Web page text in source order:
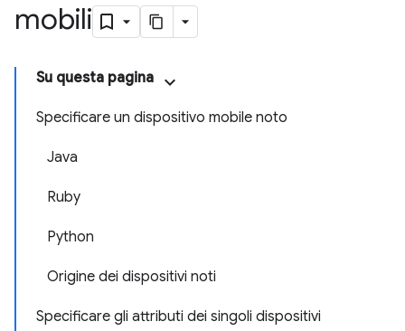
mobili
Su questa pagina
Specificare un dispositivo mobile noto
Java
Ruby
Python
Origine dei dispositivi noti
Specificare gli attributi dei singoli dispositivi